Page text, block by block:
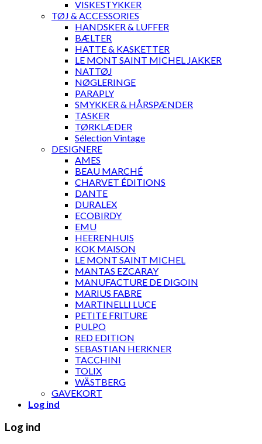
VISKESTYKKER
TØJ & ACCESSORIES
HANDSKER & LUFFER
BÆLTER
HATTE & KASKETTER
LE MONT SAINT MICHEL JAKKER
NATTØJ
NØGLERINGE
PARAPLY
SMYKKER & HÅRSPÆNDER
TASKER
TØRKLÆDER
Sélection Vintage
DESIGNERE
AMES
BEAU MARCHÉ
CHARVET ÉDITIONS
DANTE
DURALEX
ECOBIRDY
EMU
HEERENHUIS
KOK MAISON
LE MONT SAINT MICHEL
MANTAS EZCARAY
MANUFACTURE DE DIGOIN
MARIUS FABRE
MARTINELLI LUCE
PETITE FRITURE
PULPO
RED EDITION
SEBASTIAN HERKNER
TACCHINI
TOLIX
WÄSTBERG
GAVEKORT
Log ind
Log ind